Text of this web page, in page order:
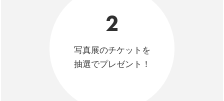
2
写真展のチケットを
抽選でプレゼント！